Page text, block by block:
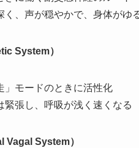
く、声が穏やかで、身体がゆ
System）
」モードのときに活性化
緊張し、呼吸が浅く速くなる
Vagal System）